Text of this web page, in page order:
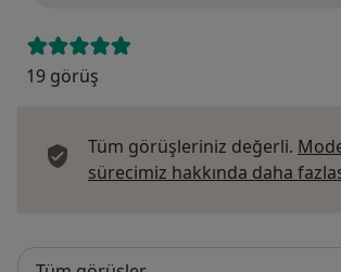
19 görüş
Tüm görüşleriniz değerli.
sürecimiz hakkında daha